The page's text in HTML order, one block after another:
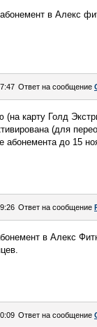
в Алекс
Ответ на сообщение
(на карту Голд
(для
абонемента до 15
Ответ на сообщение
в Алекс
Ответ на сообщение